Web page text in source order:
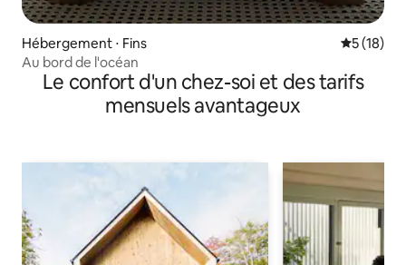
Hébergement ⋅ Fins
5 (18)
Au bord de l'océan
Le confort d'un chez-soi et des tarifs
mensuels avantageux